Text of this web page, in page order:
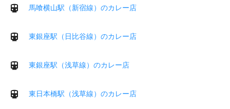
馬喰横山駅（新宿線）のカレー店
東銀座駅（日比谷線）のカレー店
東銀座駅（浅草線）のカレー店
東日本橋駅（浅草線）のカレー店